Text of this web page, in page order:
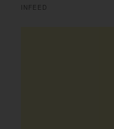
INFEED